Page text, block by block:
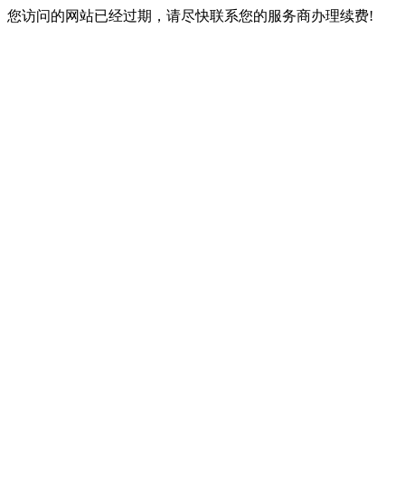
您访问的网站已经过期，请尽快联系您的服务商办理续费!